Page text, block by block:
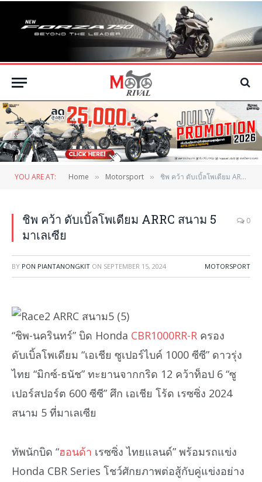
YOU ARE AT: Home » Motorsport » ชิพ คว้า ดับเบิ้ลโพเดียม ARRC สนาม 5 มาเลเซีย
ชิพ คว้า ดับเบิ้ลโพเดียม ARRC สนาม 5
มาเลเซีย
0
BY PON PIANTANONGKIT ON SEPTEMBER 15, 2024 MOTORSPORT
“ชิพ-นครินทร์” บิด Honda CBR1000RR-R ครอง
ดับเบิ้ลโพเดียม “เอเชีย ซูเปอร์ไบค์ 1000 ซีซี” ดาวรุ่ง
ไทย “มิกซ์-ธนัช” ทะยานจากกริด 12 คว้าท็อป 6 “ซู
เปอร์สปอร์ต 600 ซีซี” ศึก เอเชีย โร้ด เรซซิ่ง 2024
สนาม 5 ที่มาเลเซีย
ทัพนักบิด “ฮอนด้า เรซซิ่ง ไทยแลนด์” พร้อมรถแข่ง
Honda CBR Series โชว์ศักยภาพต่อสู้กับคู่แข่งอย่าง